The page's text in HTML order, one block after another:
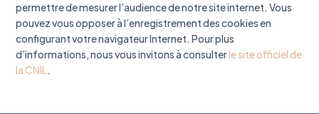
permettre de mesurer l’audience de notre site internet. Vous
pouvez vous opposer à l’enregistrement des cookies en
configurant votre navigateur Internet. Pour plus
d’informations, nous vous invitons à consulterle site officiel de
la CNIL.